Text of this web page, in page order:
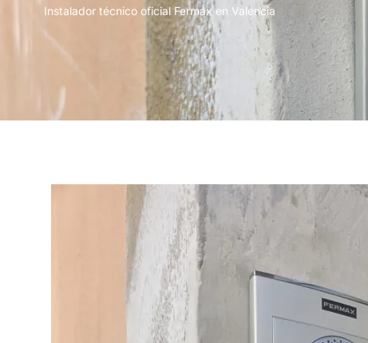
Instalador técnico oficial Fermax en Valencia